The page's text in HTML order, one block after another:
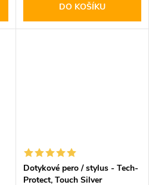
DO KOŠÍKU
Dotykové pero / stylus - Tech-
Protect, Touch Silver